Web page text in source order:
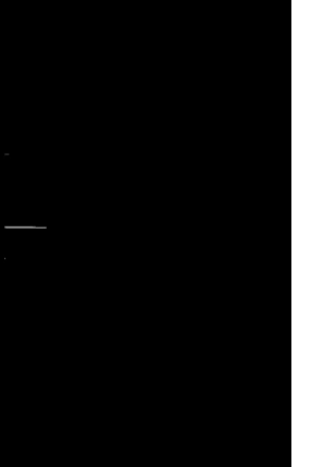
financeiras de custear despesas